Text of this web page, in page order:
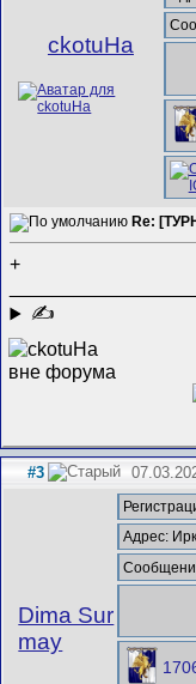
ckotuHa
Re:
+
✍
#3
Dima Sur
may
Адрес: